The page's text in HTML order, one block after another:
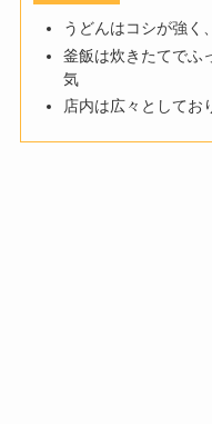
うどんはコシが強く
釜飯は炊きたてでふ
気
店内は広々としてお